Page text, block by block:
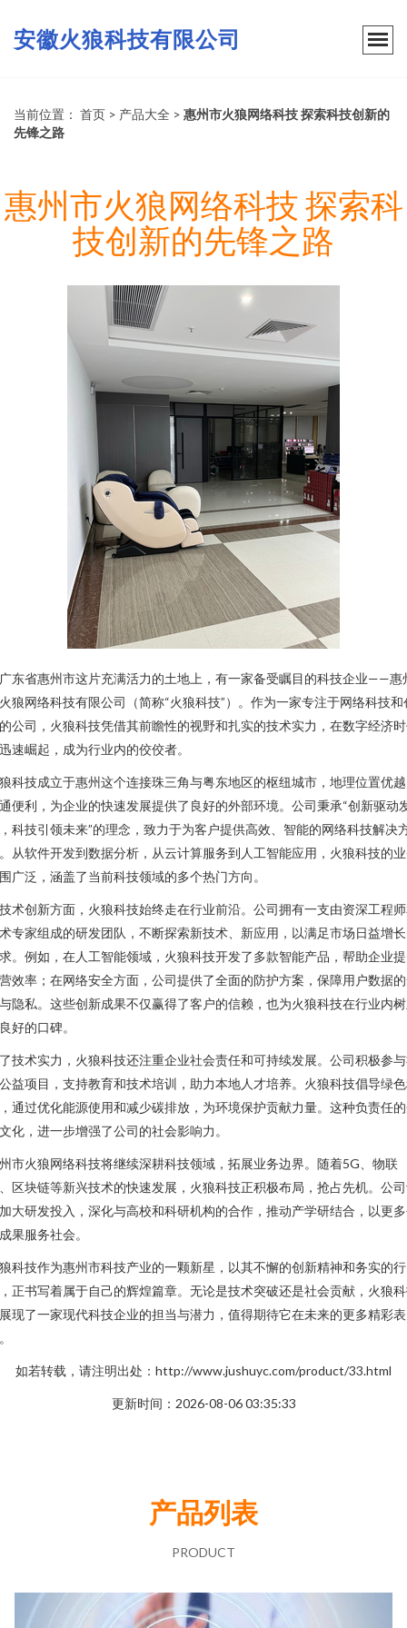
安徽火狼科技有限公司
当前位置： 首页 > 产品大全 > 惠州市火狼网络科技 探索科技创新的
先锋之路
惠州市火狼网络科技 探索科
技创新的先锋之路
东省惠州市这片充满活力的土地上，有一家备受瞩目的科技企业——惠
狼网络科技有限公司（简称“火狼科技”）。作为一家专注于网络科技和
公司，火狼科技凭借其前瞻性的视野和扎实的技术实力，在数字经济
速崛起，成为行业内的佼佼者。
科技成立于惠州这个连接珠三角与粤东地区的枢纽城市，地理位置优
便利，为企业的快速发展提供了良好的外部环境。公司秉承“创新驱动
科技引领未来”的理念，致力于为客户提供高效、智能的网络科技解决
从软件开发到数据分析，从云计算服务到人工智能应用，火狼科技的
广泛，涵盖了当前科技领域的多个热门方向。
术创新方面，火狼科技始终走在行业前沿。公司拥有一支由资深工程
专家组成的研发团队，不断探索新技术、新应用，以满足市场日益增
。例如，在人工智能领域，火狼科技开发了多款智能产品，帮助企业
效率；在网络安全方面，公司提供了全面的防护方案，保障用户数据
隐私。这些创新成果不仅赢得了客户的信赖，也为火狼科技在行业内
好的口碑。
技术实力，火狼科技还注重企业社会责任和可持续发展。公司积极参
益项目，支持教育和技术培训，助力本地人才培养。火狼科技倡导绿
通过优化能源使用和减少碳排放，为环境保护贡献力量。这种负责任
化，进一步增强了公司的社会影响力。
市火狼网络科技将继续深耕科技领域，拓展业务边界。随着5G、物联
区块链等新兴技术的快速发展，火狼科技正积极布局，抢占先机。公
大研发投入，深化与高校和科研机构的合作，推动产学研结合，以更
果服务社会。
科技作为惠州市科技产业的一颗新星，以其不懈的创新精神和务实的行
正书写着属于自己的辉煌篇章。无论是技术突破还是社会贡献，火狼
现了一家现代科技企业的担当与潜力，值得期待它在未来的更多精彩表
如若转载，请注明出处：http://www.jushuyc.com/product/33.html
更新时间：2026-08-06 03:35:33
产品列表
PRODUCT